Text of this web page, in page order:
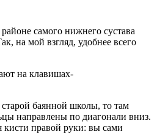
самого нижнего сустава
на мой взгляд, удобнее всего
на клавишах-
баянной школы, то там
направлены по диагонали вниз.
кисти правой руки: вы сами